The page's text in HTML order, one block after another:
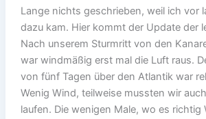
Lange nichts geschrieben, weil ich vor
dazu kam. Hier kommt der Update der
Nach unserem Sturmritt von den
war windmäßig erst mal die Luft raus.
von fünf Tagen über den Atlantik war
Wenig Wind, teilweise mussten wir
laufen. Die wenigen Male, wo es richtig